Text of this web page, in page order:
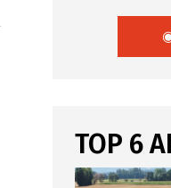
TOP 6